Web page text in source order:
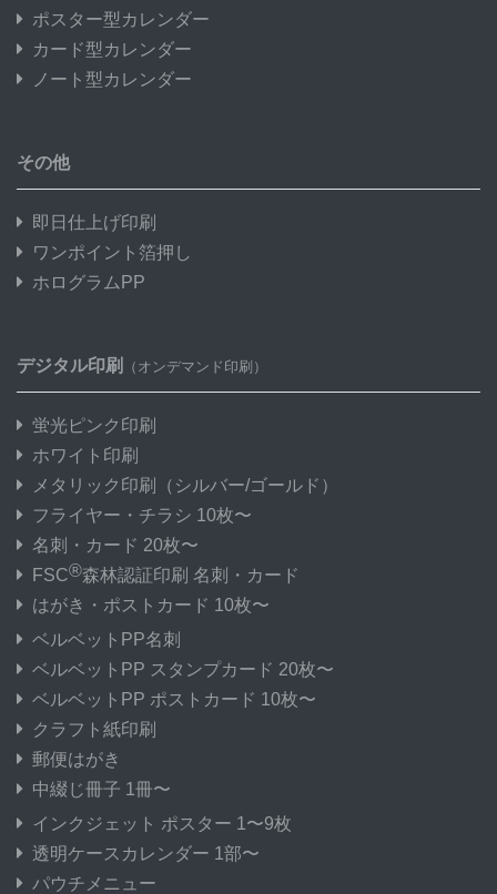
ポスター型カレンダー
カード型カレンダー
ノート型カレンダー
その他
即日仕上げ印刷
ワンポイント箔押し
ホログラムPP
デジタル印刷 （オンデマンド印刷）
蛍光ピンク印刷
ホワイト印刷
メタリック印刷
（シルバー/ゴールド）
フライヤー・チラシ 10枚〜
名刺・カード 20枚〜
FSC®森林認証印刷 名刺・カード
はがき・ポストカード 10枚〜
ベルベットPP名刺
ベルベットPP スタンプカード 20枚〜
ベルベットPP ポストカード 10枚〜
クラフト紙印刷
郵便はがき
中綴じ冊子 1冊〜
インクジェット ポスター 1〜9枚
透明ケースカレンダー 1部〜
パウチメニュー